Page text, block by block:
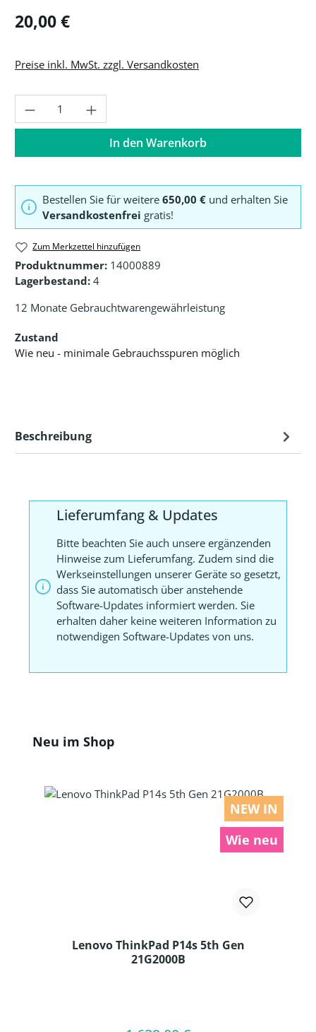
Regulärer Preis:
20,00 €
Preise inkl. MwSt. zzgl. Versandkosten
Produkt Anzahl: Gib den gewünschten
In den Warenkorb
Bestellen Sie für weitere 650,00 € und erhalten Sie
Versandkostenfrei gratis!
Zum Merkzettel hinzufügen
Produktnummer: 14000889
Lagerbestand: 4
12 Monate Gebrauchtwarengewährleistung
Zustand
Wie neu - minimale Gebrauchsspuren möglich
Beschreibung
Lieferumfang & Updates
Bitte beachten Sie auch unsere ergänzenden
Hinweise zum Lieferumfang. Zudem sind die
Werkseinstellungen unserer Geräte so gesetzt,
dass Sie automatisch über anstehende
Software-Updates informiert werden. Sie
erhalten daher keine weiteren Information zu
notwendigen Software-Updates von uns.
Produktgalerie überspringen
Neu im Shop
NEW IN
Wie neu
Lenovo ThinkPad P14s 5th Gen
21G2000B